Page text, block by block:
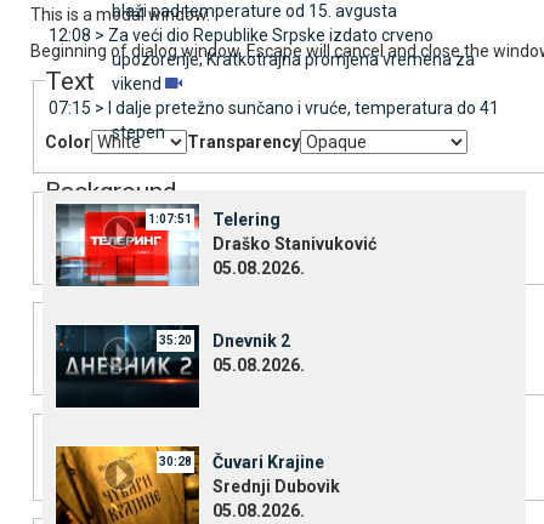
This is a modal window.
Beginning of dialog window. Escape will cancel and close the
Text
Color Transparency
Background
Color Transparency
Color Transparency
Font Size
blaži pad temperature od 15. avgusta
12:08 > Za veći dio Republike Srpske izdato crveno
upozorenje; Kratkotrajna promjena vremena za
vikend
07:15 >
I dalje pretežno sunčano i vruće, temperatura do 41
stepen
1:07:51
Telering
Draško Stanivuković
05.08.2026.
35:20
Dnevnik 2
05.08.2026.
30:28
Čuvari Krajine
Srednji Dubovik
05.08.2026.